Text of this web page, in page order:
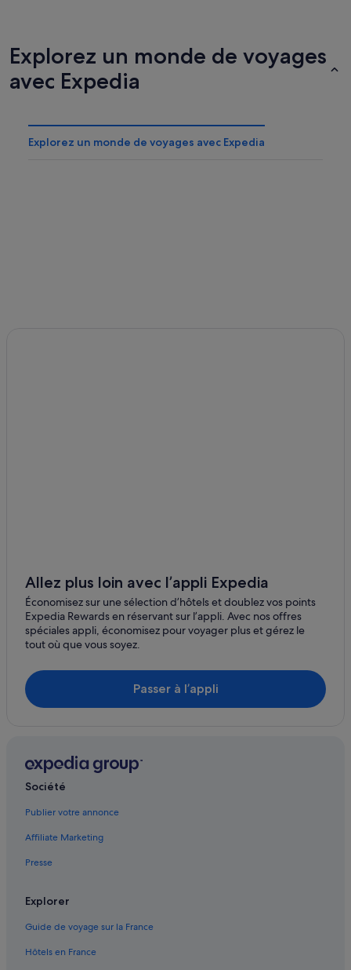
Explorez un monde de voyages
avec Expedia
Explorez un monde de voyages avec Expedia
Allez plus loin avec l’appli Expedia
Économisez sur une sélection d’hôtels et doublez vos points
Expedia Rewards en réservant sur l’appli. Avec nos offres
spéciales appli, économisez pour voyager plus et gérez le
tout où que vous soyez.
Passer à l’appli
Société
Publier votre annonce
Affiliate Marketing
Presse
Explorer
Guide de voyage sur la France
Hôtels en France